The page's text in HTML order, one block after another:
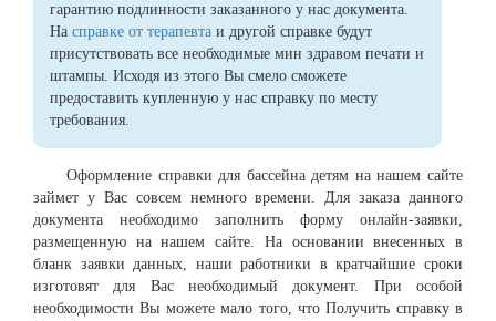
гарантию подлинности заказанного у нас документа.
На справке от терапевта и другой справке будут
присутствовать все необходимые мин здравом печати и
штампы. Исходя из этого Вы смело сможете
предоставить купленную у нас справку по месту
требования.
Оформление справки для бассейна детям на нашем сайте
займет у Вас совсем немного времени. Для заказа данного
документа необходимо заполнить форму онлайн-заявки,
размещенную на нашем сайте. На основании внесенных в
бланк заявки данных, наши работники в кратчайшие сроки
изготовят для Вас необходимый документ. При особой
необходимости Вы можете мало того, что Получить справку в